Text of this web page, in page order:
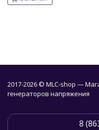
2017-2026 © MLC-shop —
генераторов напряжения
8